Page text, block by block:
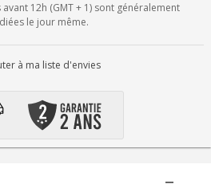
12h (GMT + 1) sont généralement
le jour même.
à ma liste d'envies